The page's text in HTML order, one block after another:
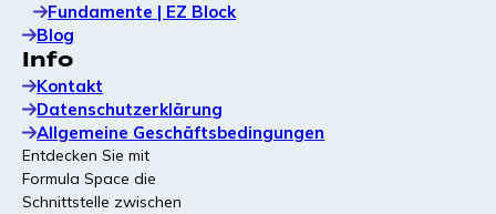
Unsere Produkte und
Dienstleistungen
Fundamente | EZ Block
Blog
Info
Kontakt
Datenschutzerklärung
Allgemeine Geschäftsbedingungen
Entdecken Sie mit
Formula Space die
Schnittstelle zwischen